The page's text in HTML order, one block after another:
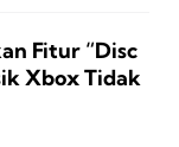
Fitur “Disc
Xbox Tidak